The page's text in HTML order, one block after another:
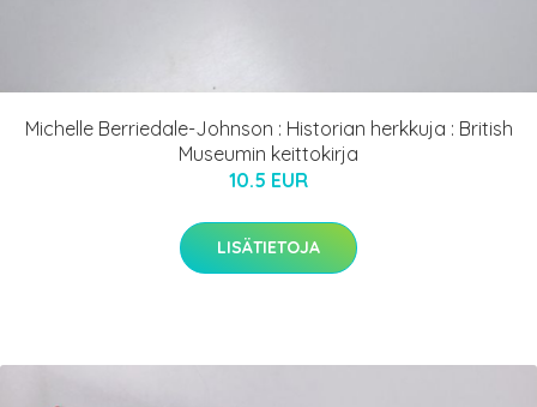
Michelle Berriedale-Johnson : Historian herkkuja : British
Museumin keittokirja
10.5 EUR
LISÄTIETOJA